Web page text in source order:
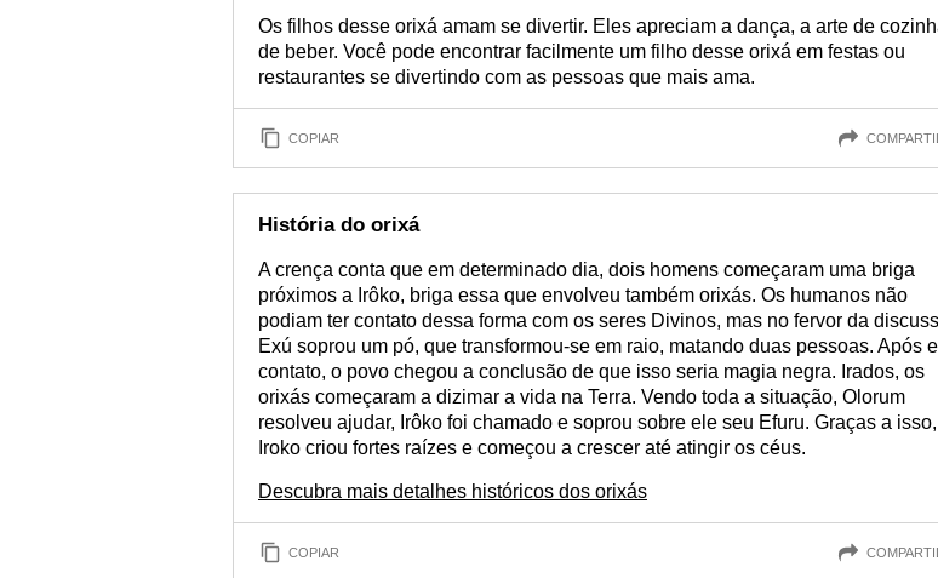
Os filhos desse orixá amam se divertir. Eles apreciam a dança, a arte de
de beber. Você pode encontrar facilmente um filho desse orixá em festas ou
restaurantes se divertindo com as pessoas que mais ama.
COPIAR
História do orixá
A crença conta que em determinado dia, dois homens começaram uma briga
próximos a Irôko, briga essa que envolveu também orixás. Os humanos não
podiam ter contato dessa forma com os seres Divinos, mas no fervor da
Exú soprou um pó, que transformou-se em raio, matando duas pessoas. Após
contato, o povo chegou a conclusão de que isso seria magia negra. Irados, os
orixás começaram a dizimar a vida na Terra. Vendo toda a situação, Olorum
resolveu ajudar, Irôko foi chamado e soprou sobre ele seu Efuru. Graças a isso,
Iroko criou fortes raízes e começou a crescer até atingir os céus.
Descubra mais detalhes históricos dos orixás
COPIAR